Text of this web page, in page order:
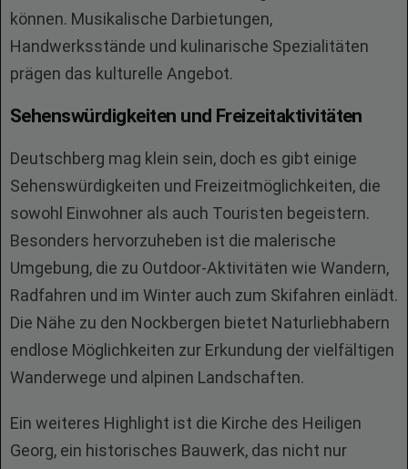
können. Musikalische Darbietungen,
Handwerksstände und kulinarische Spezialitäten
prägen das kulturelle Angebot.
Sehenswürdigkeiten und Freizeitaktivitäten
Deutschberg mag klein sein, doch es gibt einige
Sehenswürdigkeiten und Freizeitmöglichkeiten, die
sowohl Einwohner als auch Touristen begeistern.
Besonders hervorzuheben ist die malerische
Umgebung, die zu Outdoor-Aktivitäten wie Wandern,
Radfahren und im Winter auch zum Skifahren einlädt.
Die Nähe zu den Nockbergen bietet Naturliebhabern
endlose Möglichkeiten zur Erkundung der vielfältigen
Wanderwege und alpinen Landschaften.
Ein weiteres Highlight ist die Kirche des Heiligen
Georg, ein historisches Bauwerk, das nicht nur